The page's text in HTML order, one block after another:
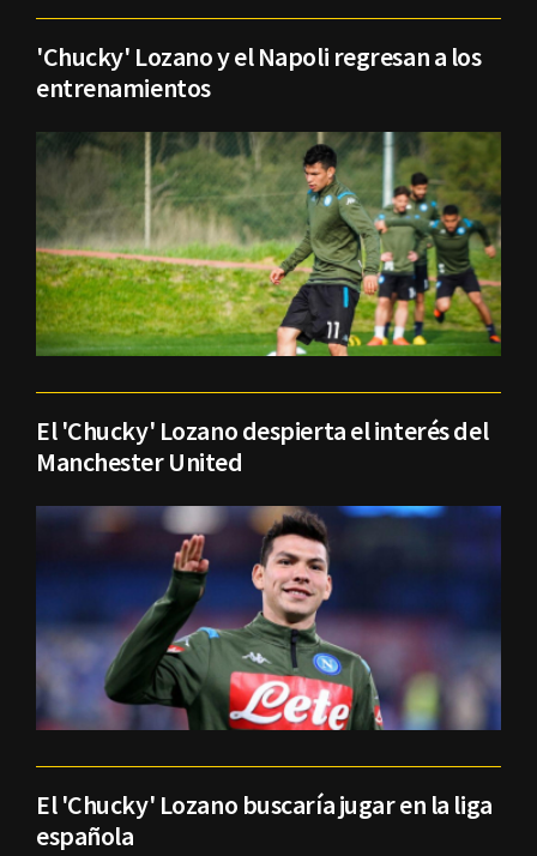
'Chucky' Lozano y el Napoli regresan a los
entrenamientos
El 'Chucky' Lozano despierta el interés del
Manchester United
El 'Chucky' Lozano buscaría jugar en la liga
española